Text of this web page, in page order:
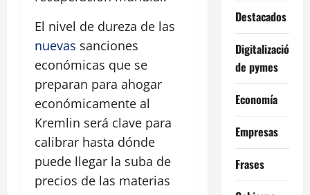
El nivel de dureza de las
nuevas sanciones
económicas que se
preparan para ahogar
económicamente al
Kremlin será clave para
calibrar hasta dónde
puede llegar la suba de
precios de las materias
Destacados
Digitalización
de pymes
Economía
Empresas
Frases